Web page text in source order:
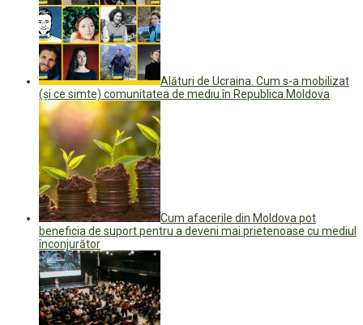
Alături de Ucraina. Cum s-a mobilizat
(și ce simte) comunitatea de mediu în Republica Moldova
Cum afacerile din Moldova pot
beneficia de suport pentru a deveni mai prietenoase cu mediul
înconjurător